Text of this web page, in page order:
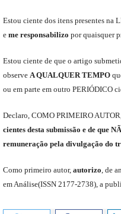
Estou ciente dos itens presentes na
e meresponsabilizo por quaisquer
Estou ciente de que o artigo
observe A QUALQUER TEMPO
ou em parte em outro PERIÓDICO
Declaro, COMO PRIMEIRO AUTOR
cientes desta submissão e de que
remuneração pela divulgação do
Como primeiro autor, autorizo, de
em Análise(ISSN 2177-2738), a